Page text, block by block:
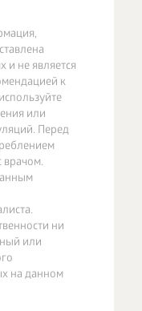
и не является
к
или
Перед
врачом.
ни
или
на данном